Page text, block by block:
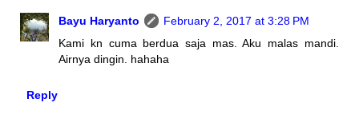
Bayu Haryanto
February 2, 2017 at 3:28 PM
Kami kn cuma berdua saja mas. Aku malas mandi.
Airnya dingin. hahaha
Reply